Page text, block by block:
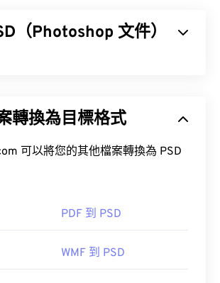
（Photoshop 文件）
式。
檔案？
轉換為目標格式
可以將您的其他檔案轉換為 PSD
PDF 到 PSD
WMF 到 PSD